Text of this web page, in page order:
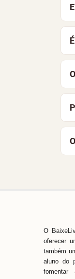
O
oferecer
também
aluno do